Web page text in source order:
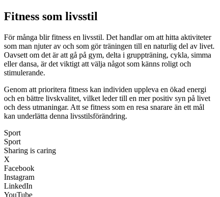
Fitness som livsstil
För många blir fitness en livsstil. Det handlar om att hitta aktiviteter
som man njuter av och som gör träningen till en naturlig del av livet.
Oavsett om det är att gå på gym, delta i gruppträning, cykla, simma
eller dansa, är det viktigt att välja något som känns roligt och
stimulerande.
Genom att prioritera fitness kan individen uppleva en ökad energi
och en bättre livskvalitet, vilket leder till en mer positiv syn på livet
och dess utmaningar. Att se fitness som en resa snarare än ett mål
kan underlätta denna livsstilsförändring.
Sport
Sport
Sharing is caring
X
Facebook
Instagram
LinkedIn
YouTube